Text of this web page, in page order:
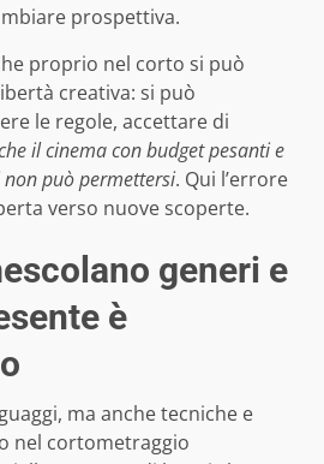
prospettiva.
proprio nel corto si può
creativa: si può
le regole, accettare di
il cinema con budget pesanti e
può permettersi. Qui l’errore
verso nuove scoperte.
generi e
è
ma anche tecniche e
nel cortometraggio